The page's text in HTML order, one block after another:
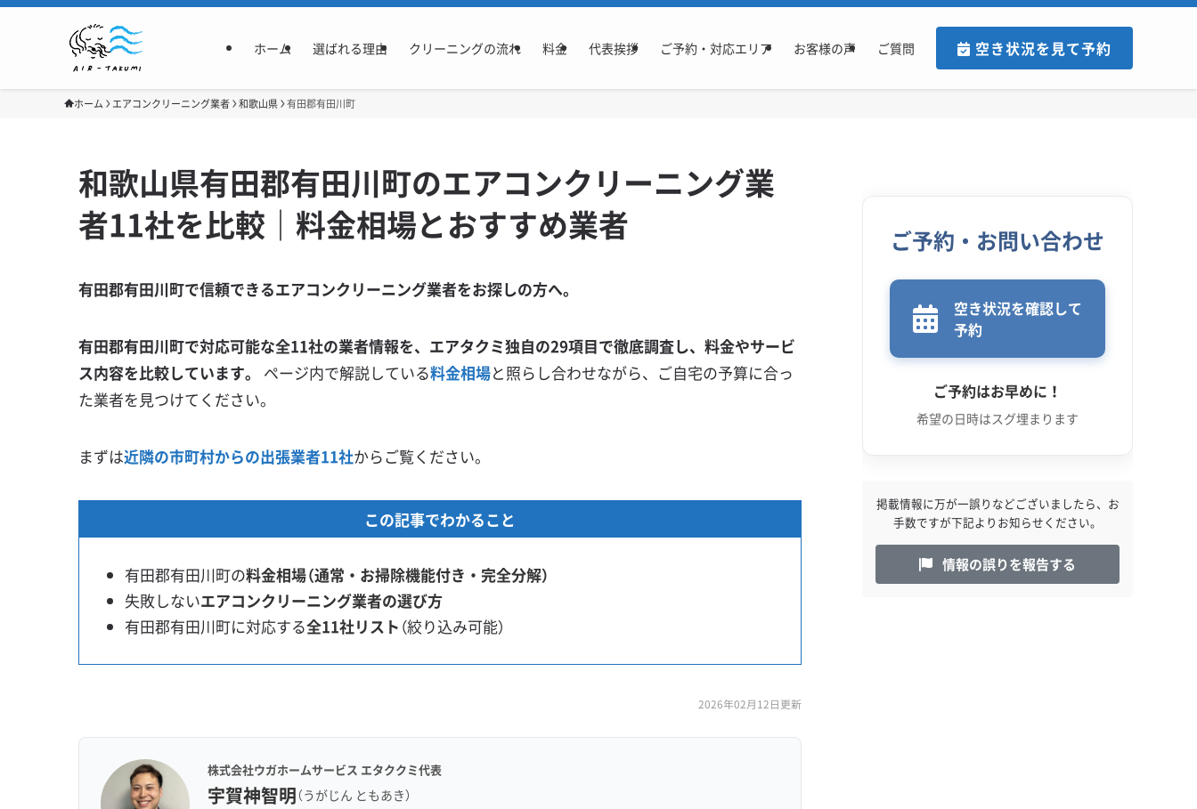
ホーム 選ばれる理由 クリーニングの流れ 料金 代表挨拶 ご予約・対応エリア お客様の声 ご質問 空き状況を見て予約
ホーム エアコンクリーニング業者 和歌山県 有田郡有田川町
和歌山県有田郡有田川町のエアコンクリーニング業
者11社を比較｜料金相場とおすすめ業者
有田郡有田川町で信頼できるエアコンクリーニング業者をお探しの方へ。
有田郡有田川町で対応可能な全11社の業者情報を、エアタクミ独自の29項目で徹底調査し、料金やサービ
ス内容を比較しています。
ページ内で解説している料金相場と照らし合わせながら、ご自宅の予算に合っ
た業者を見つけてください。
まずは近隣の市町村からの出張業者11社からご覧ください。
この記事でわかること
有田郡有田川町の料金相場（通常・お掃除機能付き・完全分解）
失敗しないエアコンクリーニング業者の選び方
有田郡有田川町に対応する全11社リスト （絞り込み可能）
2026年02月12日更新
株式会社ウガホームサービス エタククミ代表
宇賀神智明（うがじん ともあき）
ご予約・お問い合わせ
空き状況を確認して
予約
ご予約はお早めに！
希望の日時はスグ埋まります
掲載情報に万が一誤りなどございましたら、お
手数ですが下記よりお知らせください。
情報の誤りを報告する